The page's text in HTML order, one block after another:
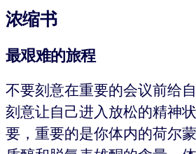
浓缩书
最艰难的旅程
不要刻意在重要的会议前给
刻意让自己进入放松的精神
要，重要的是你体内的荷尔